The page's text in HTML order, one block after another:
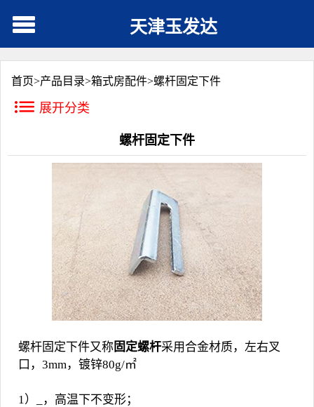
天津玉发达
首页>产品目录>箱式房配件>螺杆固定下件
展开分类
螺杆固定下件
螺杆固定下件又称固定螺杆采用合金材质，左右叉
口，3mm，镀锌80g/㎡
1）_，高温下不变形；